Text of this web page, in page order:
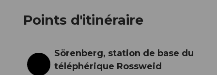
Points d'itinéraire
Départ
Sörenberg, station de base du
téléphérique Rossweid